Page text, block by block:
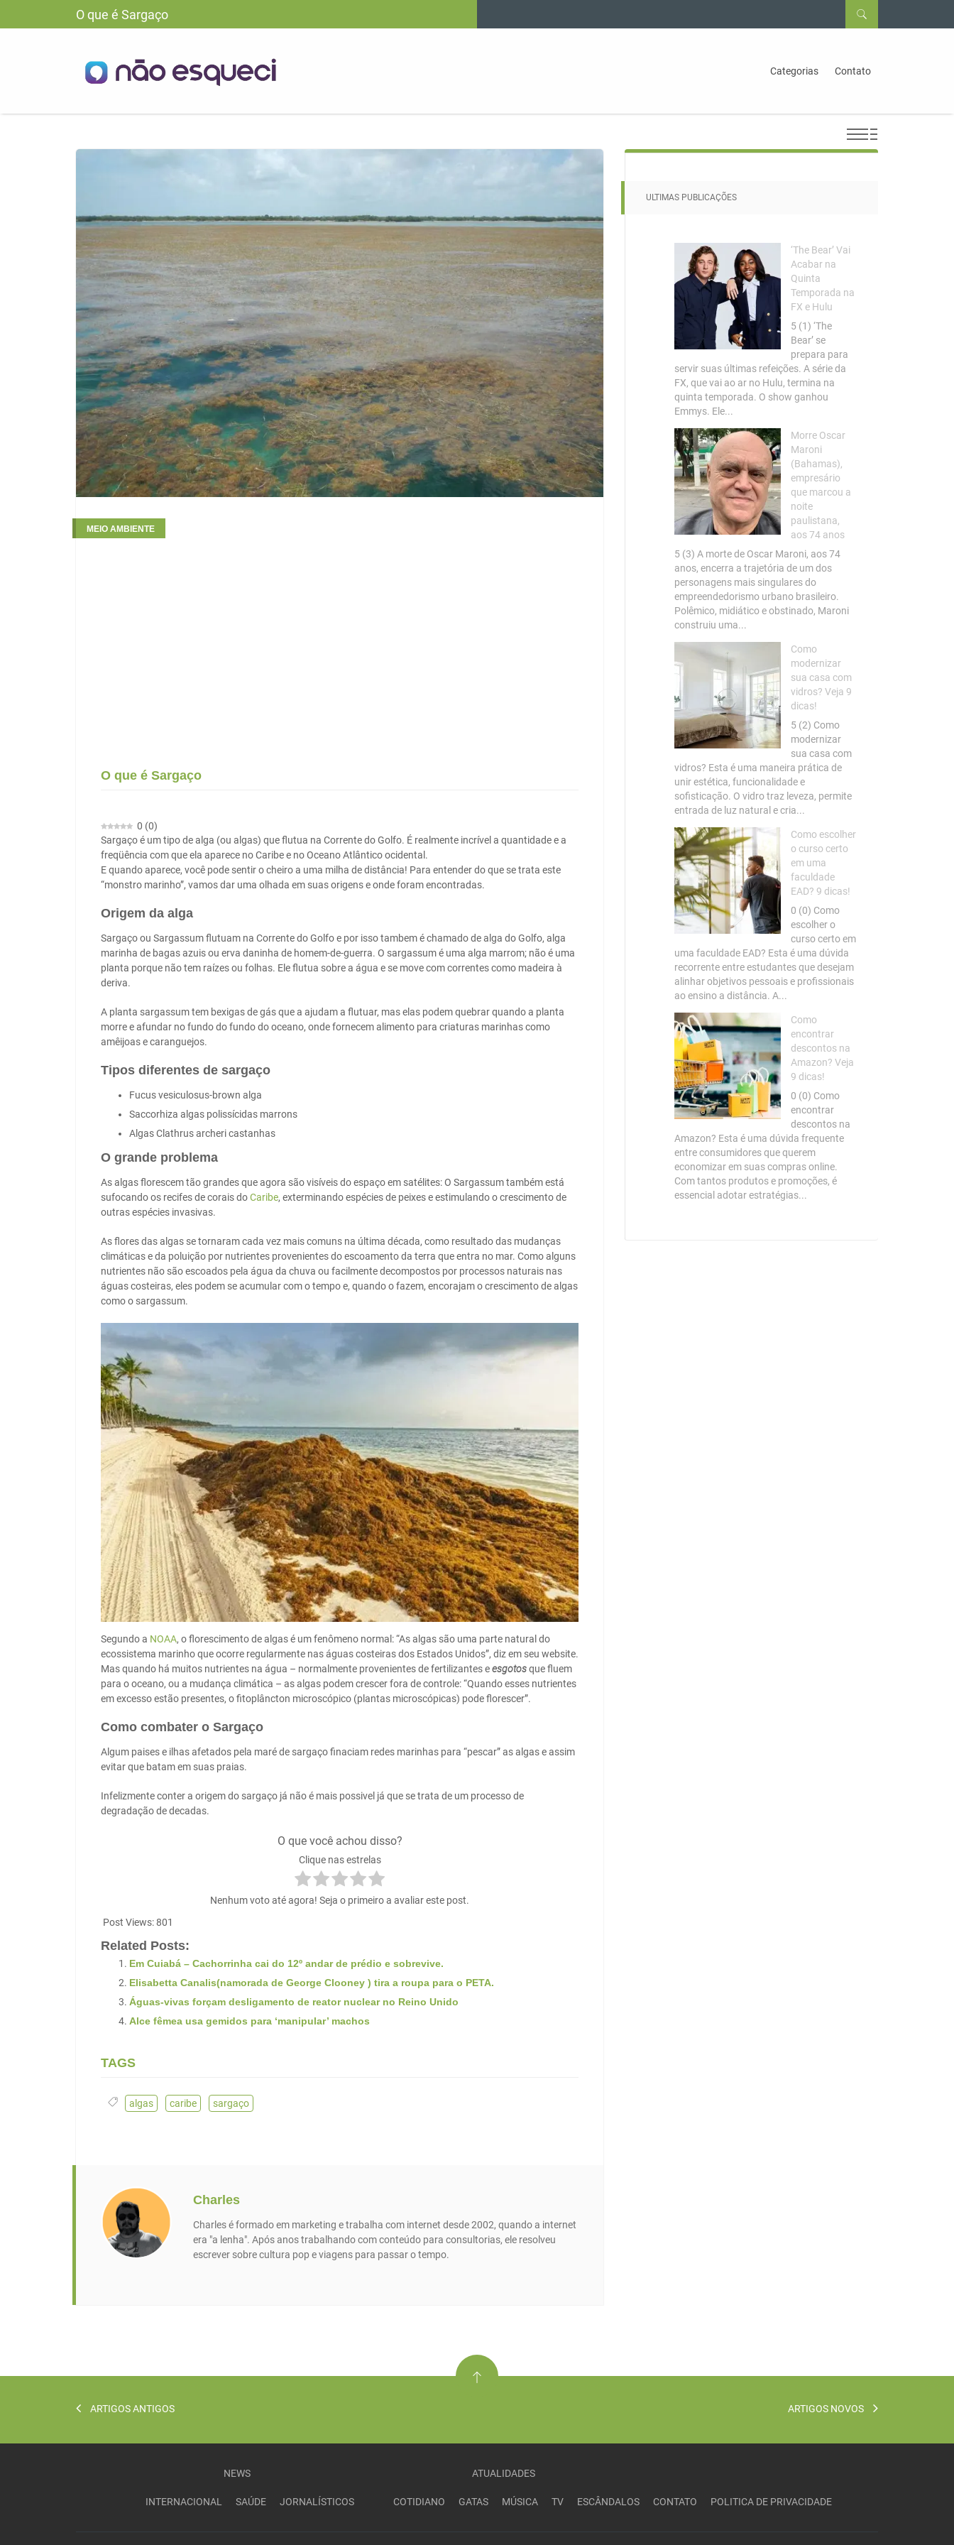
O que é Sargaço
Categorias Contato
MEIO AMBIENTE
O que é Sargaço
0 (0)
Sargaço é um tipo de alga (ou algas) que flutua na Corrente do Golfo. É realmente incrível a quantidade e a
freqüência com que ela aparece no Caribe e no Oceano Atlântico ocidental.
E quando aparece, você pode sentir o cheiro a uma milha de distância! Para entender do que se trata este
“monstro marinho”, vamos dar uma olhada em suas origens e onde foram encontradas.
Origem da alga
Sargaço ou Sargassum flutuam na Corrente do Golfo e por isso tambem é chamado de alga do Golfo, alga
marinha de bagas azuis ou erva daninha de homem-de-guerra. O sargassum é uma alga marrom; não é uma
planta porque não tem raízes ou folhas. Ele flutua sobre a água e se move com correntes como madeira à
deriva.
A planta sargassum tem bexigas de gás que a ajudam a flutuar, mas elas podem quebrar quando a planta
morre e afundar no fundo do fundo do oceano, onde fornecem alimento para criaturas marinhas como
amêijoas e caranguejos.
Tipos diferentes de sargaço
Fucus vesiculosus-brown alga
Saccorhiza algas polissícidas marrons
Algas Clathrus archeri castanhas
O grande problema
As algas florescem tão grandes que agora são visíveis do espaço em satélites: O Sargassum também está
sufocando os recifes de corais doCaribe, exterminando espécies de peixes e estimulando o crescimento de
outras espécies invasivas.
As flores das algas se tornaram cada vez mais comuns na última década, como resultado das mudanças
climáticas e da poluição por nutrientes provenientes do escoamento da terra que entra no mar. Como alguns
nutrientes não são escoados pela água da chuva ou facilmente decompostos por processos naturais nas
águas costeiras, eles podem se acumular com o tempo e, quando o fazem, encorajam o crescimento de algas
como o sargassum.
Segundo a NOAA, o florescimento de algas é um fenômeno normal: “As algas são uma parte natural do
ecossistema marinho que ocorre regularmente nas águas costeiras dos Estados Unidos”, diz em seu website.
Mas quando há muitos nutrientes na água – normalmente provenientes de fertilizantes eesgotosque fluem
para o oceano, ou a mudança climática – as algas podem crescer fora de controle: “Quando esses nutrientes
em excesso estão presentes, o fitoplâncton microscópico (plantas microscópicas) pode florescer”.
Como combater o Sargaço
Algum paises e ilhas afetados pela maré de sargaço finaciam redes marinhas para “pescar” as algas e assim
evitar que batam em suas praias.
Infelizmente conter a origem do sargaço já não é mais possivel já que se trata de um processo de
degradação de decadas.
O que você achou disso?
Clique nas estrelas
Nenhum voto até agora! Seja o primeiro a avaliar este post.
Post Views:801
Related Posts:
Em Cuiabá – Cachorrinha cai do 12º andar de prédio e sobrevive.
Elisabetta Canalis(namorada de George Clooney ) tira a roupa para o PETA.
Águas-vivas forçam desligamento de reator nuclear no Reino Unido
Alce fêmea usa gemidos para ‘manipular’ machos
TAGS
algas caribe sargaço
Charles
Charles é formado em marketing e trabalha com internet desde 2002, quando a internet
era "a lenha". Após anos trabalhando com conteúdo para consultorias, ele resolveu
escrever sobre cultura pop e viagens para passar o tempo.
ULTIMAS PUBLICAÇÕES
‘The Bear’ Vai
Acabar na
Quinta
Temporada na
FX e Hulu
5 (1) ‘The
Bear’ se
prepara para
servir suas últimas refeições. A série da
FX, que vai ao ar no Hulu, termina na
quinta temporada. O show ganhou
Emmys. Ele...
Morre Oscar
Maroni
(Bahamas),
empresário
que marcou a
noite
paulistana,
aos 74 anos
5 (3) A morte de Oscar Maroni, aos 74
anos, encerra a trajetória de um dos
personagens mais singulares do
empreendedorismo urbano brasileiro.
Polêmico, midiático e obstinado, Maroni
construiu uma...
Como
modernizar
sua casa com
vidros? Veja 9
dicas!
5 (2) Como
modernizar
sua casa com
vidros? Esta é uma maneira prática de
unir estética, funcionalidade e
sofisticação. O vidro traz leveza, permite
entrada de luz natural e cria...
Como escolher
o curso certo
em uma
faculdade
EAD? 9 dicas!
0 (0) Como
escolher o
curso certo em
uma faculdade EAD? Esta é uma dúvida
recorrente entre estudantes que desejam
alinhar objetivos pessoais e profissionais
ao ensino a distância. A...
Como
encontrar
descontos na
Amazon? Veja
9 dicas!
0 (0) Como
encontrar
descontos na
Amazon? Esta é uma dúvida frequente
entre consumidores que querem
economizar em suas compras online.
Com tantos produtos e promoções, é
essencial adotar estratégias...
ARTIGOS ANTIGOS ARTIGOS NOVOS
NEWS
INTERNACIONAL SAÚDE JORNALÍSTICOS
ATUALIDADES
COTIDIANO GATAS MÚSICA TV ESCÂNDALOS CONTATO POLITICA DE PRIVACIDADE